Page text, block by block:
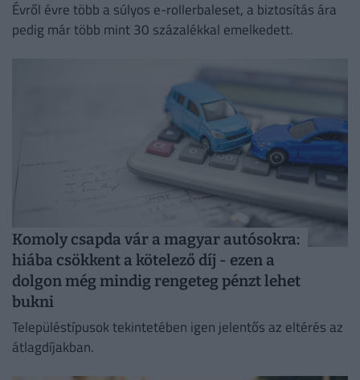
Évről évre több a súlyos e-rollerbaleset, a biztosítás ára
pedig már több mint 30 százalékkal emelkedett.
Komoly csapda vár a magyar autósokra:
hiába csökkent a kötelező díj - ezen a
dolgon még mindig rengeteg pénzt lehet
bukni
Településtípusok tekintetében igen jelentős az eltérés az
átlagdíjakban.